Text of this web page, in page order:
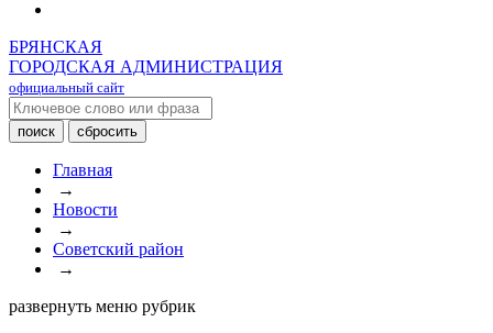
БРЯНСКАЯ
ГОРОДСКАЯ АДМИНИСТРАЦИЯ
официальный сайт
Главная
→
Новости
→
Советский район
→
развернуть меню рубрик